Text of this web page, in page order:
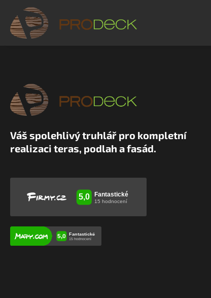
Váš spolehlivý truhlář pro kompletní
realizaci teras, podlah a fasád.